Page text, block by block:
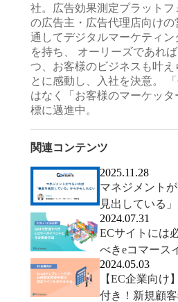
社。広告効果測定プラットフ
の広告主・広告代理店向けの
通してデジタルマーケティ
を持ち、 オーリーズであれ
つ、お客様のビジネスも叶え
とに感動し、入社を決意。
はなく「お客様のマーケッタ
標に邁進中。
関連コンテンツ
2025.11.28
マネジメント
見出している
2024.07.31
ECサイトには
べきeコマース
方法
2024.05.03
【EC企業向け
付き！新規顧